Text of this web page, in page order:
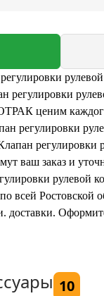
ценим каждого
регулировки
ваш заказ и
рулевой
всей Ростовской
доставки.
10